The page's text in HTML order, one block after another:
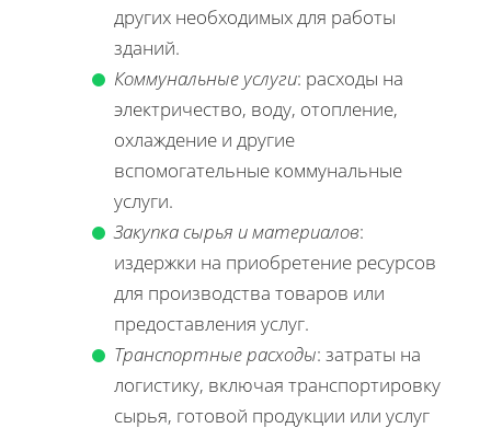
других необходимых для работы
зданий.
Коммунальные услуги: расходы на
электричество, воду, отопление,
охлаждение и другие
вспомогательные коммунальные
услуги.
Закупка сырья и материалов:
издержки на приобретение ресурсов
для производства товаров или
предоставления услуг.
Транспортные расходы: затраты на
логистику, включая транспортировку
сырья, готовой продукции или услуг